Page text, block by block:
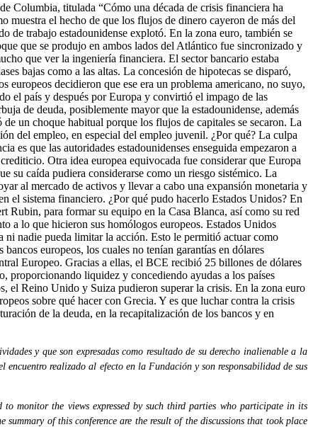
Columbia, titulada “Cómo una década de crisis financiera ha
el hecho de que los flujos de dinero cayeron de más del
de trabajo estadounidense explotó. En la zona euro, también se
que se produjo en ambos lados del Atlántico fue sincronizado y
que ver la ingeniería financiera. El sector bancario estaba
bajas como a las altas. La concesión de hipotecas se disparó,
decidieron que ese era un problema americano, no suyo,
el país y después por Europa y convirtió el impago de las
de deuda, posiblemente mayor que la estadounidense, además
un choque habitual porque los flujos de capitales se secaron. La
del empleo, en especial del empleo juvenil. ¿Por qué? La culpa
es que las autoridades estadounidenses enseguida empezaron a
Otra idea europea equivocada fue considerar que Europa
su caída pudiera considerarse como un riesgo sistémico. La
al mercado de activos y llevar a cabo una expansión monetaria y
el sistema financiero. ¿Por qué pudo hacerlo Estados Unidos? En
para formar su equipo en la Casa Blanca, así como su red
a lo que hicieron sus homólogos europeos. Estados Unidos
ni nadie pueda limitar la acción. Esto le permitió actuar como
europeos, los cuales no tenían garantías en dólares
Europeo. Gracias a ellas, el BCE recibió 25 billones de dólares
proporcionando liquidez y concediendo ayudas a los países
el Reino Unido y Suiza pudieron superar la crisis. En la zona euro
sobre qué hacer con Grecia. Y es que luchar contra la crisis
de la deuda, en la recapitalización de los bancos y en
y que son expresadas como resultado de su derecho inalienable a la
encuentro realizado al efecto en la Fundación y son responsabilidad de sus
monitor the views expressed by such third parties who participate in its
of this conference are the result of the discussions that took place